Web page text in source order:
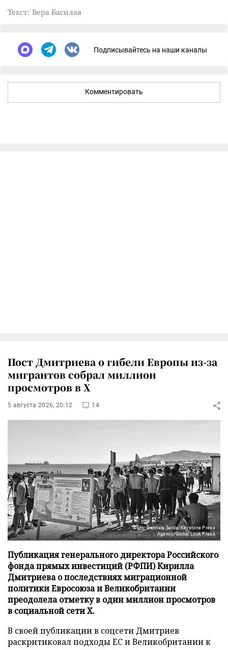
Текст: Вера Басилая
Подписывайтесь на наши каналы
Комментировать
Пост Дмитриева о гибели Европы из-за
мигрантов собрал миллион
просмотров в X
5 августа 2026, 20:12 14
Фото: Gabriela Sarda/Keystone Press
Agency/Global Look Press
Публикация генерального директора Российского
фонда прямых инвестиций (РФПИ) Кирилла
Дмитриева о последствиях миграционной
политики Евросоюза и Великобритании
преодолела отметку в один миллион просмотров
в социальной сети X.
В своей публикации в соцсети Дмитриев
раскритиковал подходы ЕС и Великобритании к